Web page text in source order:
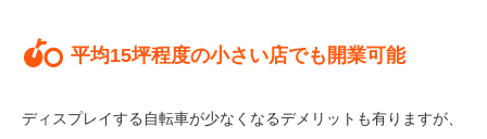
平均15坪程度の小さい店でも開業可能
ディスプレイする自転車が少なくなるデメリットも有りますが、